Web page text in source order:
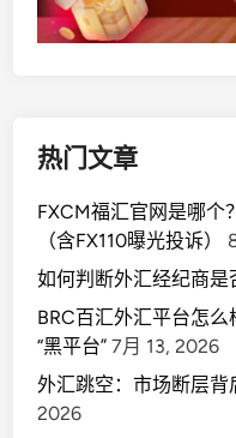
热门文章
FXCM福汇官网是哪个
（含FX110曝光投诉）
如何判断外汇经纪商
BRC百汇外汇平台怎
“黑平台” 7月 13, 2026
外汇跳空：市场断层背
2026